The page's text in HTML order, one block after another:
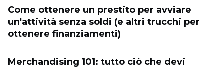
Come ottenere un prestito per avviare
un'attività senza soldi (e altri trucchi per
ottenere finanziamenti)
Merchandising 101: tutto ciò che devi